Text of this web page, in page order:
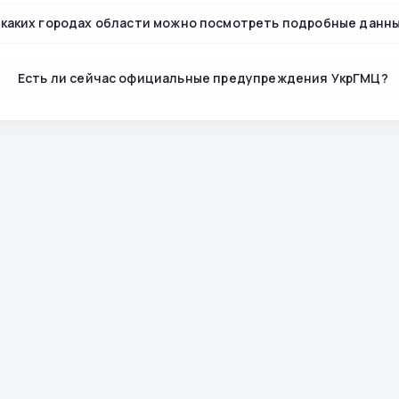
городах области можно посмотреть подробные
Есть ли сейчас официальные предупреждения УкрГМЦ?